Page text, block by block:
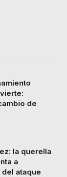
de
la querella
a
ataque